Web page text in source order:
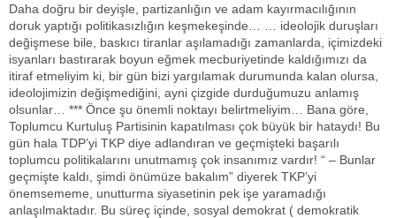
Daha doğru bir deyişle, partizanlığın ve adam kayırmacılığının
doruk yaptığı politikasızlığın keşmekeşinde… … ideolojik duruşları
değişmese bile, baskıcı tiranlar aşılamadığı zamanlarda, içimizdeki
isyanları bastırarak boyun eğmek mecburiyetinde kaldığımızı da
itiraf etmeliyim ki, bir gün bizi yargılamak durumunda kalan olursa,
ideolojimizin değişmediğini, ayni çizgide durduğumuzu anlamış
olsunlar… *** Önce şu önemli noktayı belirtmeliyim… Bana göre,
Toplumcu Kurtuluş Partisinin kapatılması çok büyük bir hataydı! Bu
gün hala TDP’yi TKP diye adlandıran ve geçmişteki başarılı
toplumcu politikalarını unutmamış çok insanımız vardır! “ – Bunlar
geçmişte kaldı, şimdi önümüze bakalım” diyerek TKP’yi
önemsememe, unutturma siyasetinin pek işe yaramadığı
anlaşılmaktadır. Bu süreç içinde, sosyal demokrat ( demokratik